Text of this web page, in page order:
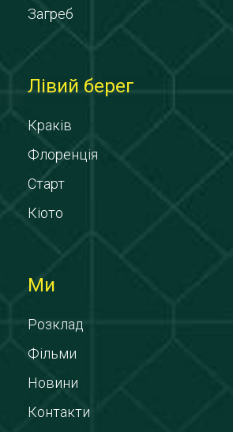
Загреб
Лівий берег
Краків
Флоренція
Старт
Кіото
Ми
Розклад
Фільми
Новини
Контакти